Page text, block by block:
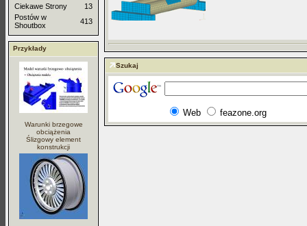
Ciekawe Strony
13
Postów w
Shoutbox
413
Przykłady
Warunki brzegowe
obciążenia
Ślizgowy element
konstrukcji
Szukaj
Web feazone.org